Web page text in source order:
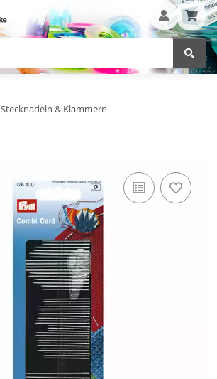
Stecknadeln & Klammern